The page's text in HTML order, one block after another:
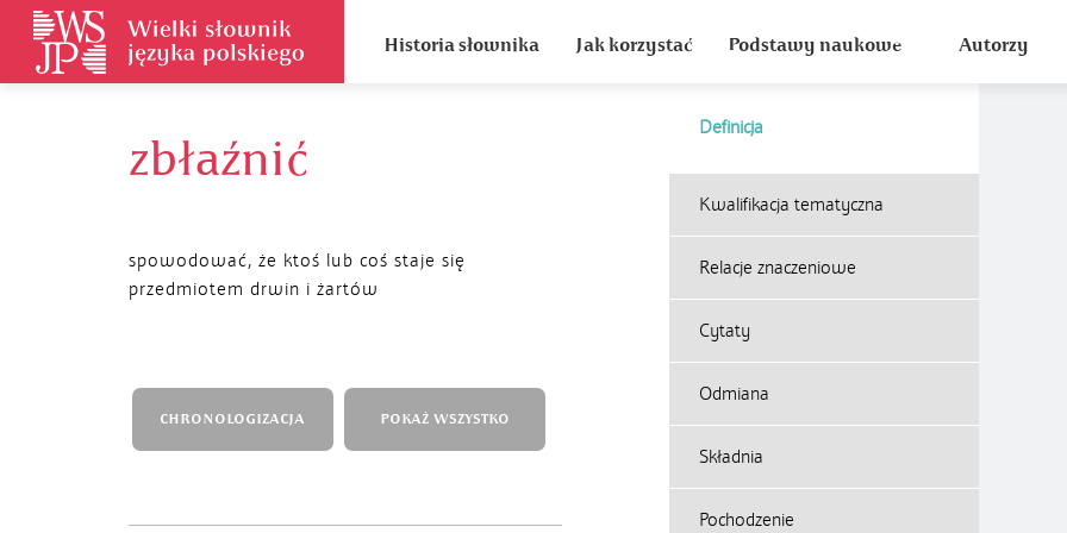
Historia słownika Jak korzystać Podstawy naukowe Autorzy
zbłaźnić
Definicja
spowodować, że ktoś lub coś staje się
przedmiotem drwin i żartów
Kwalifikacja tematyczna
Relacje znaczeniowe
Cytaty
Odmiana
Składnia
Pochodzenie
CHRONOLOGIZACJA POKAŻ WSZYSTKO